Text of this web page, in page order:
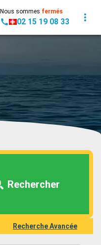
Nous sommes fermés
02 15 19 08 33
Rechercher
Recherche Avancée